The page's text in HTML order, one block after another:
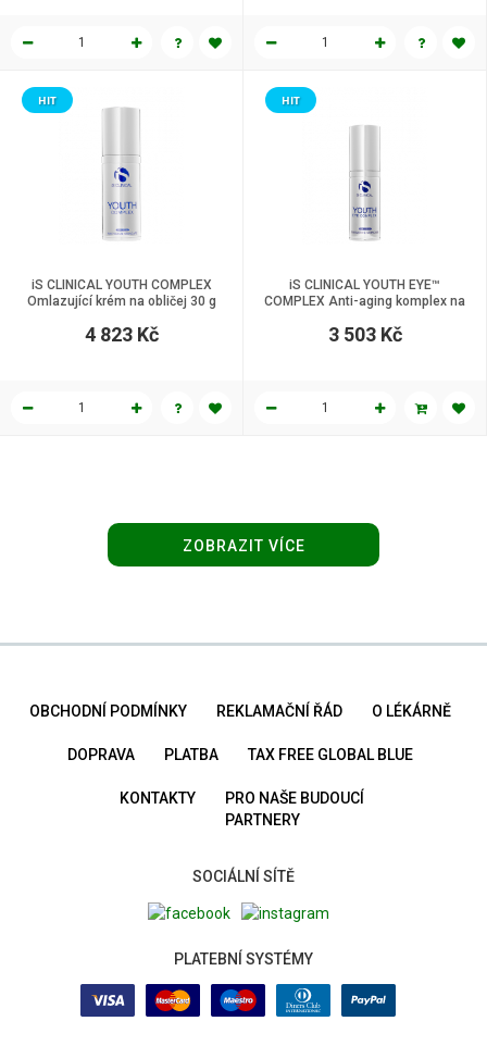
iS CLINICAL YOUTH COMPLEX
Omlazující krém na obličej 30 g
HIT
4 823 Kč
iS CLINICAL YOUTH EYE™
COMPLEX Anti-aging komplex na
HIT
3 503 Kč
ZOBRAZIT VÍCE
OBCHODNÍ PODMÍNKY REKLAMAČNÍ ŘÁD O LÉKÁRNĚ
DOPRAVA PLATBA TAX FREE GLOBAL BLUE
KONTAKTY
PRO NAŠE BUDOUCÍ
PARTNERY
SOCIÁLNÍ SÍTĚ
PLATEBNÍ SYSTÉMY